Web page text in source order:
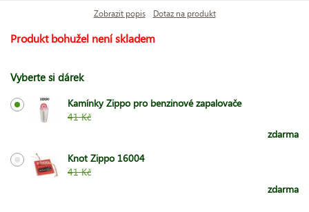
Zobrazit popis Dotaz na produkt
Produkt bohužel není skladem
Vyberte si dárek
Kamínky Zippo pro benzinové zapalovače
41 Kč
zdarma
Knot Zippo 16004
41 Kč
zdarma